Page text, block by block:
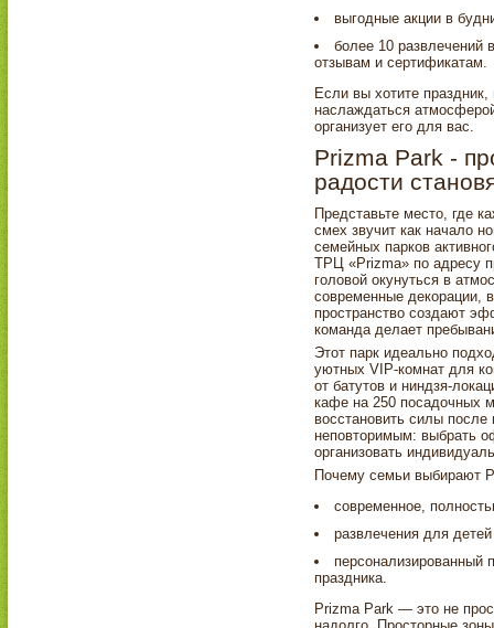
выгодные акции в
более 10 развлечений
отзывам и сертификатам.
Если вы хотите
наслаждаться
организует его для вас.
Prizma Park -
радости
Представьте место, где
смех звучит как начало
семейных парков
ТРЦ «Prizma» по адресу
головой окунуться в
современные декорации,
пространство создают
команда делает
Этот парк идеально
уютных VIP-комнат для
от батутов и ниндзя-
кафе на 250 посадочных
восстановить силы
неповторимым: выбрать
организовать
Почему семьи выбирают
современное,
развлечения для
персонализированный
праздника.
Prizma Park — это не